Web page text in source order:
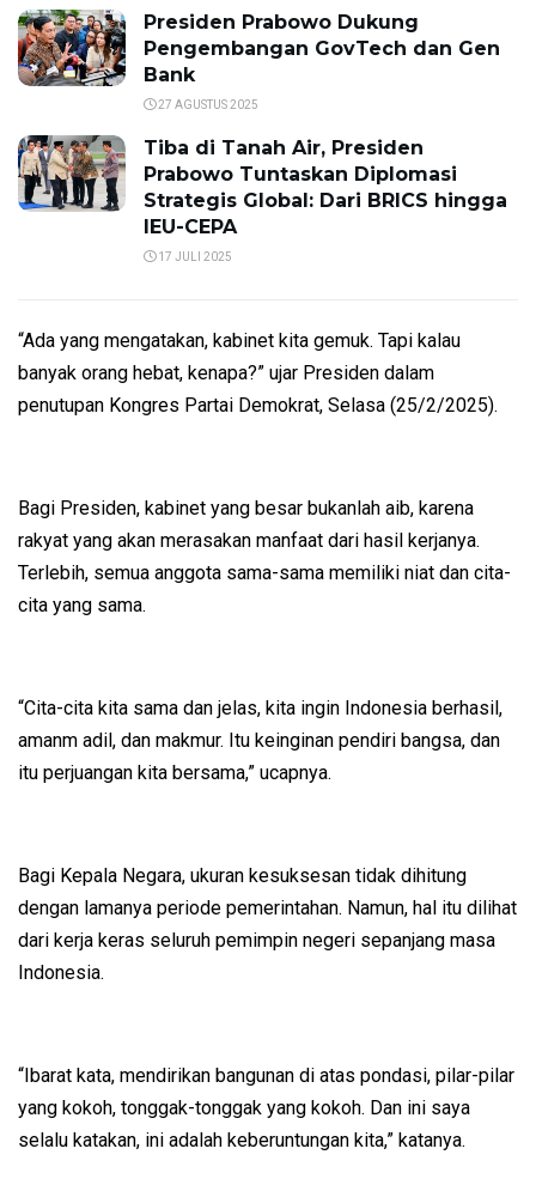
Presiden Prabowo Dukung
Pengembangan GovTech dan Gen
Bank
27 AGUSTUS 2025
Tiba di Tanah Air, Presiden
Prabowo Tuntaskan Diplomasi
Strategis Global: Dari BRICS hingga
IEU-CEPA
17 JULI 2025
“Ada yang mengatakan, kabinet kita gemuk. Tapi kalau
banyak orang hebat, kenapa?” ujar Presiden dalam
penutupan Kongres Partai Demokrat, Selasa (25/2/2025).
Bagi Presiden, kabinet yang besar bukanlah aib, karena
rakyat yang akan merasakan manfaat dari hasil kerjanya.
Terlebih, semua anggota sama-sama memiliki niat dan cita-
cita yang sama.
“Cita-cita kita sama dan jelas, kita ingin Indonesia berhasil,
amanm adil, dan makmur. Itu keinginan pendiri bangsa, dan
itu perjuangan kita bersama,” ucapnya.
Bagi Kepala Negara, ukuran kesuksesan tidak dihitung
dengan lamanya periode pemerintahan. Namun, hal itu dilihat
dari kerja keras seluruh pemimpin negeri sepanjang masa
Indonesia.
“Ibarat kata, mendirikan bangunan di atas pondasi, pilar-pilar
yang kokoh, tonggak-tonggak yang kokoh. Dan ini saya
selalu katakan, ini adalah keberuntungan kita,” katanya.